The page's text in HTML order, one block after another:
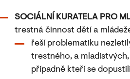
SOCIÁLNÍ KURATELA PRO
trestná činnost dětí a
řeší problematiku
trestného, a
případně kteří se